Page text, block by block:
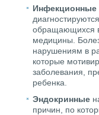
Инфекционные
обращающихся в
медицины.
нарушениям в
которые
заболевания,
ребенка.
Эндокринные
причин, по